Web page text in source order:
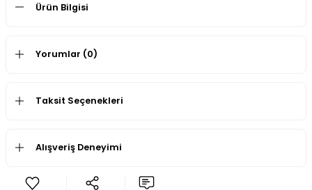
Ürün Bilgisi
Yorumlar (0)
Taksit Seçenekleri
Alışveriş Deneyimi